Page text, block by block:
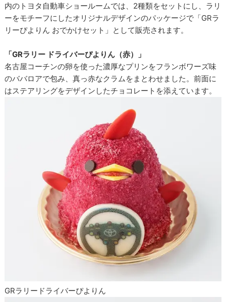
内のトヨタ自動車ショールームでは、2種類をセットにし、ラリ
ーをモチーフにしたオリジナルデザインのパッケージで「GRラ
リーぴよりん おでかけセット」として販売されます。
「GRラリー ドライバーぴよりん（赤）」
名古屋コーチンの卵を使った濃厚なプリンをフランボワーズ味
のババロアで包み、真っ赤なクラムをまとわせました。前面に
はステアリングをデザインしたチョコレートを添えています。
GRラリードライバーぴよりん